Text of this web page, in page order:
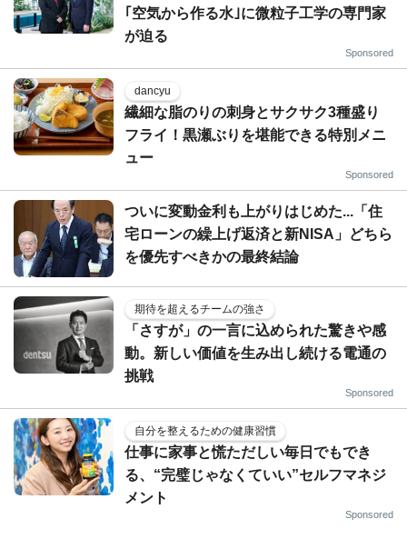
｢空気から作る水｣に微粒子工学の専門家
が迫る
Sponsored
dancyu
繊細な脂のりの刺身とサクサク3種盛り
フライ！黒瀬ぶりを堪能できる特別メニ
ュー
Sponsored
ついに変動金利も上がりはじめた...「住
宅ローンの繰上げ返済と新NISA」どちら
を優先すべきかの最終結論
期待を超えるチームの強さ
「さすが」の一言に込められた驚きや感
動。新しい価値を生み出し続ける電通の
挑戦
Sponsored
自分を整えるための健康習慣
仕事に家事と慌ただしい毎日でもでき
る、“完璧じゃなくていい”セルフマネジ
メント
Sponsored